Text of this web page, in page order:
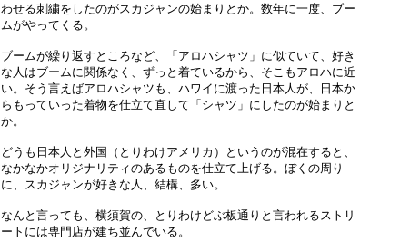
わせる刺繍をしたのがスカジャンの始まりとか。数年に一度、ブー
ムがやってくる。
ブームが繰り返すところなど、「アロハシャツ」に似ていて、好き
な人はブームに関係なく、ずっと着ているから、そこもアロハに近
い。そう言えばアロハシャツも、ハワイに渡った日本人が、日本か
らもっていった着物を仕立て直して「シャツ」にしたのが始まりと
か。
どうも日本人と外国（とりわけアメリカ）というのが混在すると、
なかなかオリジナリティのあるものを仕立て上げる。ぼくの周り
に、スカジャンが好きな人、結構、多い。
なんと言っても、横須賀の、とりわけどぶ板通りと言われるストリ
ートには専門店が建ち並んでいる。